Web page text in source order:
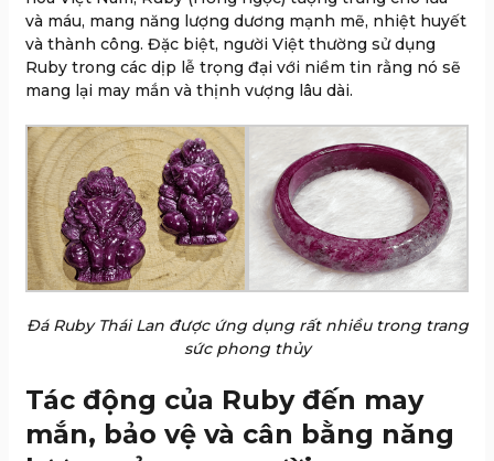
và máu, mang năng lượng dương mạnh mẽ, nhiệt huyết
và thành công. Đặc biệt, người Việt thường sử dụng
Ruby trong các dịp lễ trọng đại với niềm tin rằng nó sẽ
mang lại may mắn và thịnh vượng lâu dài.
Đá Ruby Thái Lan được ứng dụng rất nhiều trong trang
sức phong thủy
Tác động của Ruby đến may
mắn, bảo vệ và cân bằng năng